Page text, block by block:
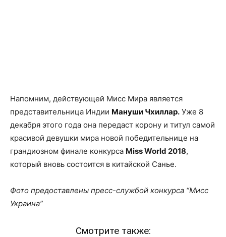
Напомним, действующей Мисс Мира является
представительница Индии Мануши Чхиллар. Уже 8
декабря этого года она передаст корону и титул самой
красивой девушки мира новой победительнице на
грандиозном финале конкурса Miss World 2018,
который вновь состоится в китайской Санье.
Фото предоставлены пресс-службой конкурса “Мисс
Украина”
Смотрите также: